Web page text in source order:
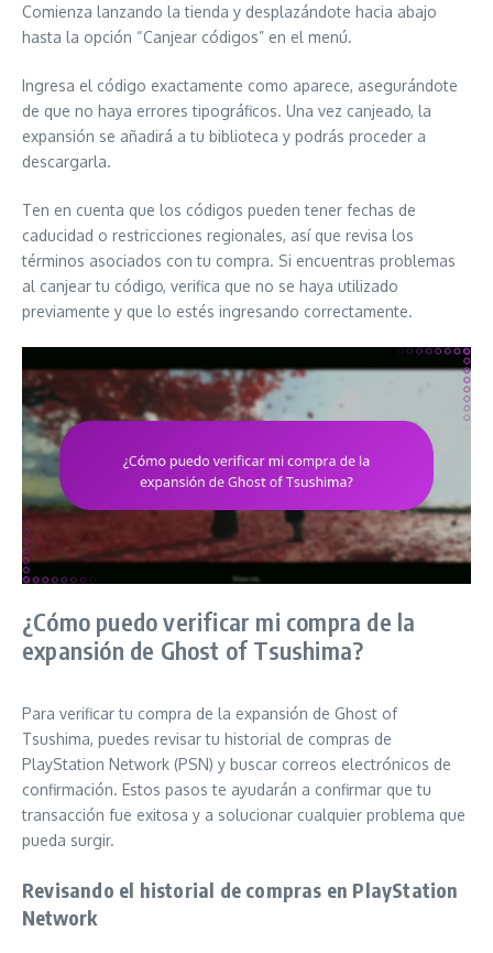
Comienza lanzando la tienda y desplazándote hacia abajo
hasta la opción “Canjear códigos” en el menú.
Ingresa el código exactamente como aparece, asegurándote
de que no haya errores tipográficos. Una vez canjeado, la
expansión se añadirá a tu biblioteca y podrás proceder a
descargarla.
Ten en cuenta que los códigos pueden tener fechas de
caducidad o restricciones regionales, así que revisa los
términos asociados con tu compra. Si encuentras problemas
al canjear tu código, verifica que no se haya utilizado
previamente y que lo estés ingresando correctamente.
¿Cómo puedo verificar mi compra de la
expansión de Ghost of Tsushima?
Para verificar tu compra de la expansión de Ghost of
Tsushima, puedes revisar tu historial de compras de
PlayStation Network (PSN) y buscar correos electrónicos de
confirmación. Estos pasos te ayudarán a confirmar que tu
transacción fue exitosa y a solucionar cualquier problema que
pueda surgir.
Revisando el historial de compras en PlayStation
Network